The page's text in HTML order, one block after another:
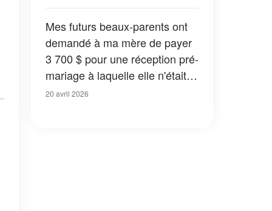
Mes futurs beaux-parents ont
demandé à ma mère de payer
3 700 $ pour une réception pré-
mariage à laquelle elle n'était
même pas invitée - Ils n'ont
20 avril 2026